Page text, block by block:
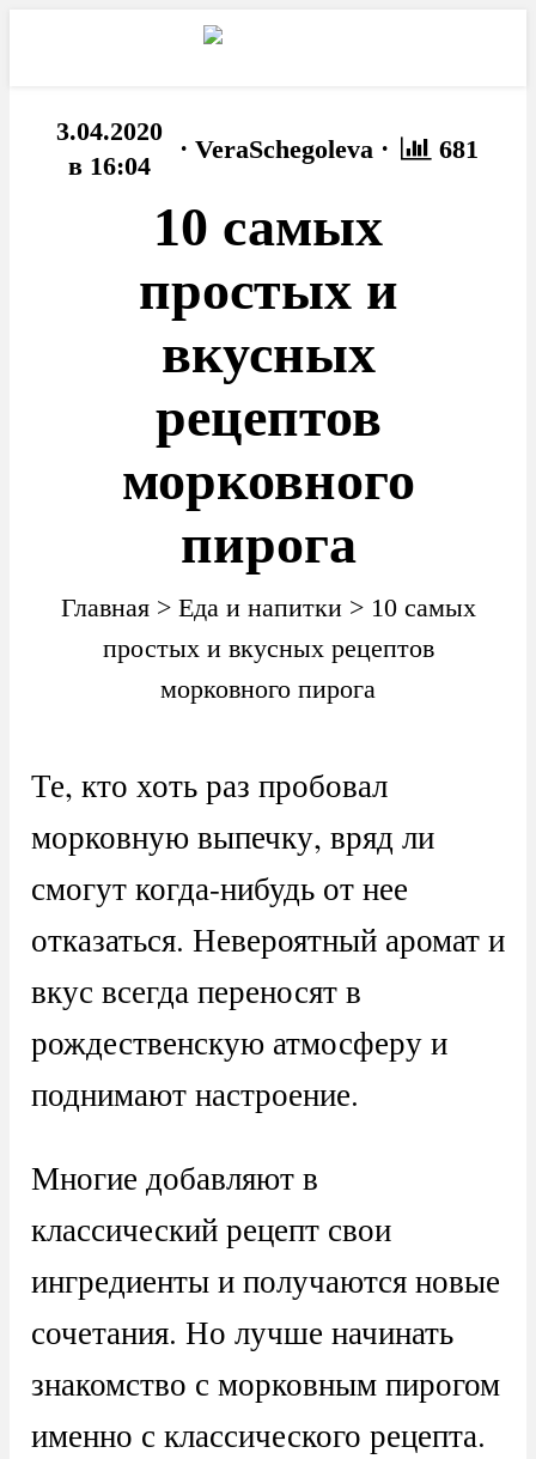
3.04.2020
в 16:04
· VeraSchegoleva · 681
10 самых
простых и
вкусных
рецептов
морковного
пирога
Главная> Еда и напитки> 10 самых
простых и вкусных рецептов
морковного пирога
Те, кто хоть раз пробовал
морковную выпечку, вряд ли
смогут когда-нибудь от нее
отказаться. Невероятный аромат и
вкус всегда переносят в
рождественскую атмосферу и
поднимают настроение.
Многие добавляют в
классический рецепт свои
ингредиенты и получаются новые
сочетания. Но лучше начинать
знакомство с морковным пирогом
именно с классического рецепта.